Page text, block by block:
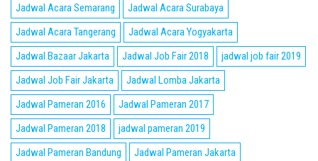
Jadwal Acara Semarang
Jadwal Acara Surabaya
Jadwal Acara Tangerang
Jadwal Acara Yogyakarta
Jadwal Bazaar Jakarta
Jadwal Job Fair 2018
jadwal job fair 2019
Jadwal Job Fair Jakarta
Jadwal Lomba Jakarta
Jadwal Pameran 2016
Jadwal Pameran 2017
Jadwal Pameran 2018
jadwal pameran 2019
Jadwal Pameran Bandung
Jadwal Pameran Jakarta